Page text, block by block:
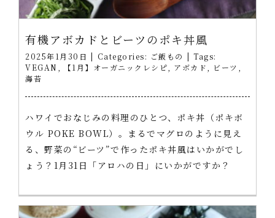
有機アボカドとビーツのポキ丼風
2025年1月30日 | Categories: ご飯もの | Tags:
VEGAN
【1月】オーガニックレシピ アボカド ビーツ
海苔
ハワイでおなじみの料理のひとつ、ポキ丼（ポキボ
ウル POKE BOWL）。まるでマグロのように見え
る、野菜の“ビーツ”で作ったポキ丼風はいかがでし
ょう？1月31日「アロハの日」にいかがですか？